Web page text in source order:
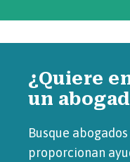
¿Quiere
un
Busque
proporcionan